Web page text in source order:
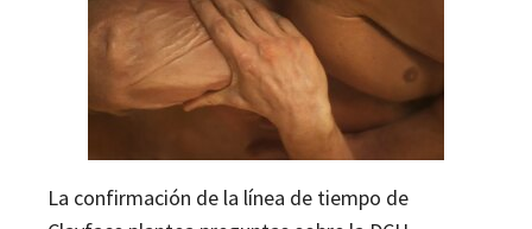
La confirmación de la línea de tiempo de